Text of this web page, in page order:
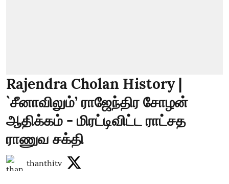
Rajendra Cholan History |
`சீனாவிலும்’ ராஜேந்திர சோழன்
ஆதிக்கம் - மிரட்டிவிட்ட ராட்சத
ராணுவ சக்தி
thanthitv